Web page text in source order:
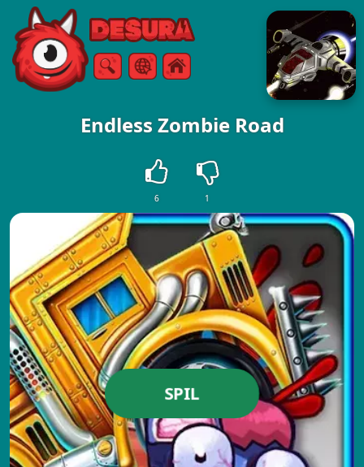
Free Online Games
Søg Menu
Endless Zombie Road
6 1
SPIL